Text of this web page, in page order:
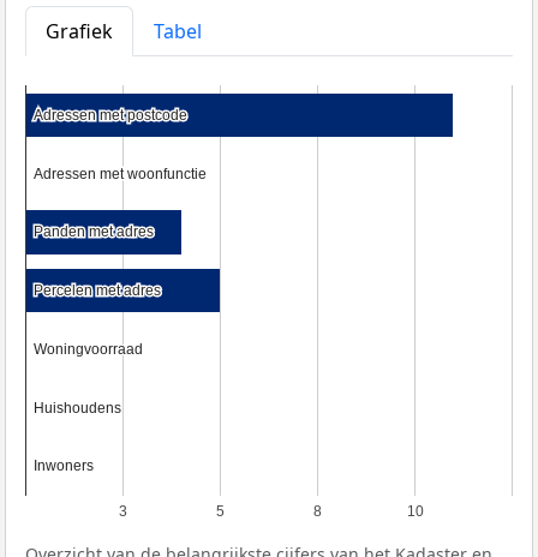
Grafiek
Tabel
3 5 8 10
Adressen met postcode
Adressen met postcode
Adressen met woonfunctie
Adressen met woonfunctie
Panden met adres
Panden met adres
Percelen met adres
Percelen met adres
Woningvoorraad
Woningvoorraad
Huishoudens
Huishoudens
Inwoners
Inwoners